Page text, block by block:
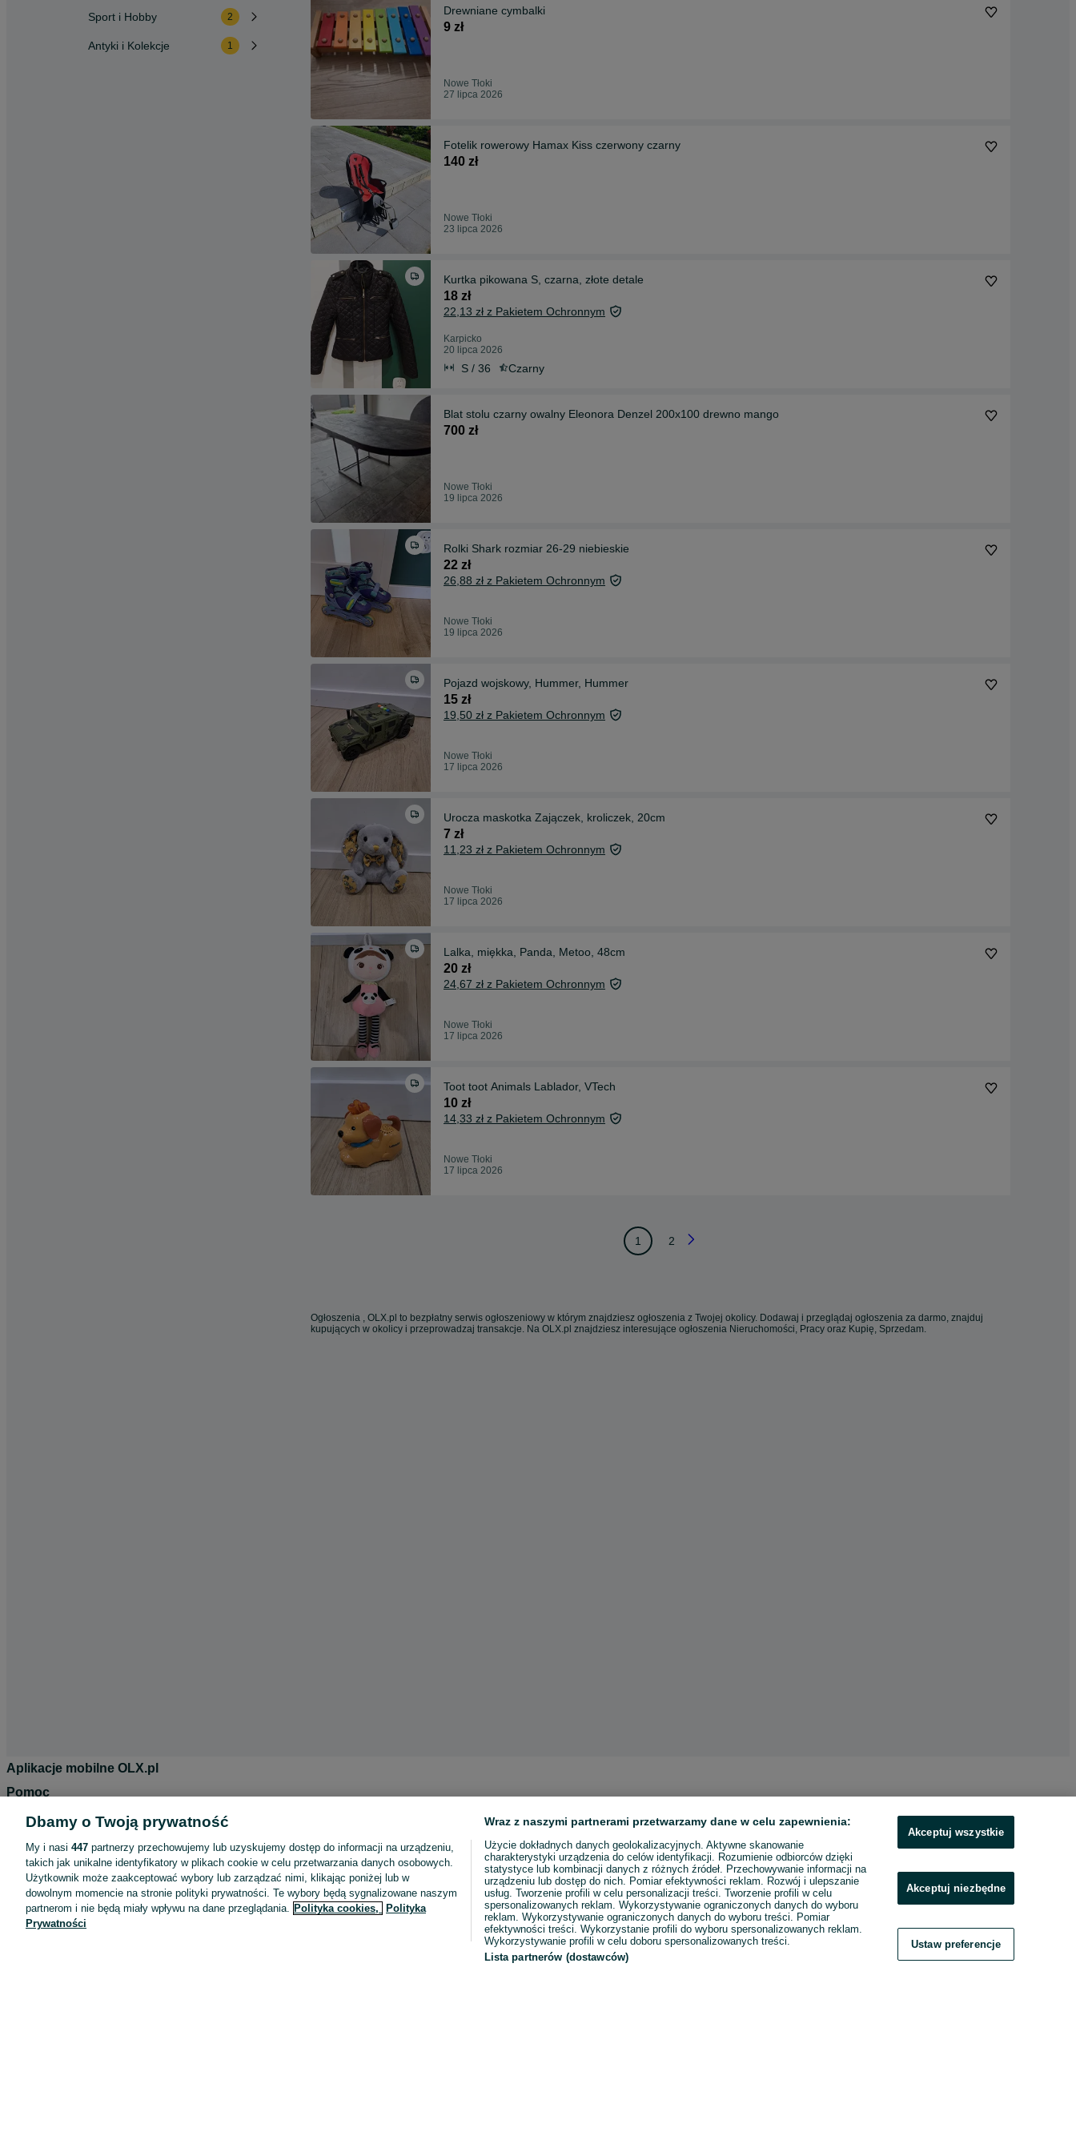
Sport i Hobby 2
Antyki i Kolekcje 1
Drewniane cymbalki
9 zł
Nowe Tłoki
27 lipca 2026
Fotelik rowerowy Hamax Kiss czerwony czarny
140 zł
Nowe Tłoki
23 lipca 2026
Kurtka pikowana S, czarna, złote detale
18 zł
22,13 zł z Pakietem Ochronnym
Karpicko
20 lipca 2026
S / 36 Czarny
Blat stolu czarny owalny Eleonora Denzel 200x100 drewno mango
700 zł
Nowe Tłoki
19 lipca 2026
Rolki Shark rozmiar 26-29 niebieskie
22 zł
26,88 zł z Pakietem Ochronnym
Nowe Tłoki
19 lipca 2026
Pojazd wojskowy, Hummer, Hummer
15 zł
19,50 zł z Pakietem Ochronnym
Nowe Tłoki
17 lipca 2026
Urocza maskotka Zajączek, kroliczek, 20cm
7 zł
11,23 zł z Pakietem Ochronnym
Nowe Tłoki
17 lipca 2026
Lalka, miękka, Panda, Metoo, 48cm
20 zł
24,67 zł z Pakietem Ochronnym
Nowe Tłoki
17 lipca 2026
Toot toot Animals Lablador, VTech
10 zł
14,33 zł z Pakietem Ochronnym
Nowe Tłoki
17 lipca 2026
1 2
Ogłoszenia , OLX.pl to bezpłatny serwis ogłoszeniowy w którym znajdziesz ogłoszenia z Twojej okolicy. Dodawaj i przeglądaj ogłoszenia za darmo, znajduj
kupujących w okolicy i przeprowadzaj transakcje. Na OLX.pl znajdziesz interesujące ogłoszenia Nieruchomości, Pracy oraz Kupię, Sprzedam.
Aplikacje mobilne OLX.pl
Pomoc
Wyróżnione ogłoszenia
Oferta dla firm
Blog
Regulamin
Polityka prywatności
Dbamy o Twoją prywatność
My i nasi 447 partnerzy przechowujemy lub uzyskujemy dostęp do informacji na urządzeniu,
takich jak unikalne identyfikatory w plikach cookie w celu przetwarzania danych osobowych.
Użytkownik może zaakceptować wybory lub zarządzać nimi, klikając poniżej lub w
dowolnym momencie na stronie polityki prywatności. Te wybory będą sygnalizowane naszym
partnerom i nie będą miały wpływu na dane przeglądania. Polityka cookies,
Polityka
Prywatności
Wraz z naszymi partnerami przetwarzamy dane w celu zapewnienia:
Użycie dokładnych danych geolokalizacyjnych. Aktywne skanowanie
charakterystyki urządzenia do celów identyfikacji. Rozumienie odbiorców dzięki
statystyce lub kombinacji danych z różnych źródeł. Przechowywanie informacji na
urządzeniu lub dostęp do nich. Pomiar efektywności reklam. Rozwój i ulepszanie
usług. Tworzenie profili w celu personalizacji treści. Tworzenie profili w celu
spersonalizowanych reklam. Wykorzystywanie ograniczonych danych do wyboru
reklam. Wykorzystywanie ograniczonych danych do wyboru treści. Pomiar
efektywności treści. Wykorzystanie profili do wyboru spersonalizowanych reklam.
Wykorzystywanie profili w celu doboru spersonalizowanych treści.
Lista partnerów (dostawców)
Akceptuj wszystkie
Akceptuj niezbędne
Ustaw preferencje